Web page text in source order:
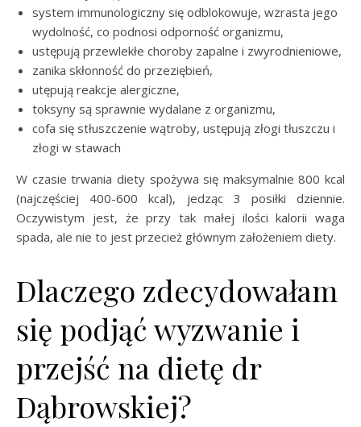
system immunologiczny się odblokowuje, wzrasta jego
wydolność, co podnosi odporność organizmu,
ustępują przewlekłe choroby zapalne i zwyrodnieniowe,
zanika skłonność do przeziębień,
utępują reakcje alergiczne,
toksyny są sprawnie wydalane z organizmu,
cofa się stłuszczenie wątroby, ustępują złogi tłuszczu i
złogi w stawach
W czasie trwania diety spożywa się maksymalnie 800 kcal
(najczęściej 400-600 kcal), jedząc 3 posiłki dziennie.
Oczywistym jest, że przy tak małej ilości kalorii waga
spada, ale nie to jest przecież głównym założeniem diety.
Dlaczego zdecydowałam
się podjąć wyzwanie i
przejść na dietę dr
Dąbrowskiej?